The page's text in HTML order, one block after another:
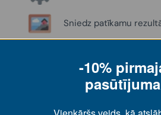
Sniedz patīkamu
-10%